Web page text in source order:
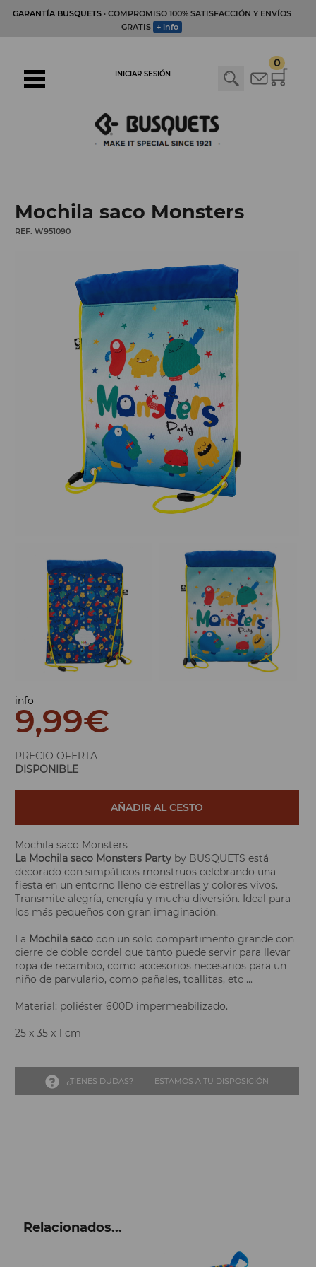
GARANTÍA BUSQUETS· COMPROMISO 100% SATISFACCIÓN Y ENVÍOS
GRATIS + info
0
INICIAR SESIÓN
Mochila saco Monsters
REF. W951090
info
9,99€
PRECIO OFERTA
DISPONIBLE
AÑADIR AL CESTO
Mochila saco Monsters
La Mochila saco Monsters Party by BUSQUETS está
decorado con simpáticos monstruos celebrando una
fiesta en un entorno lleno de estrellas y colores vivos.
Transmite alegría, energía y mucha diversión. Ideal para
los más pequeños con gran imaginación.
La Mochila saco con un solo compartimento grande con
cierre de doble cordel que tanto puede servir para llevar
ropa de recambio, como accesorios necesarios para un
niño de parvulario, como pañales, toallitas, etc ...
Material: poliéster 600D impermeabilizado.
25 x 35 x 1 cm
¿TIENES DUDAS? ESTAMOS A TU DISPOSICIÓN
Relacionados...